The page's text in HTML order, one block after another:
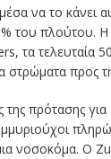
να το
του πλούτου. Η
τα τελευταία
στρώματα προς
πρότασης
Ο